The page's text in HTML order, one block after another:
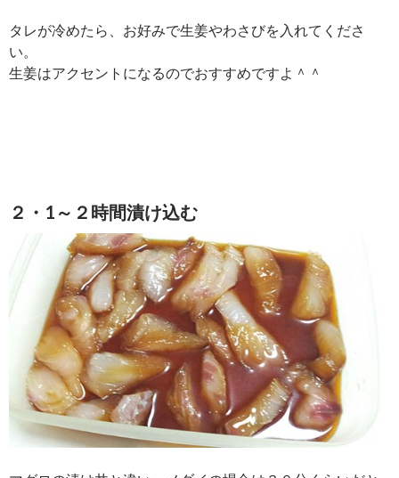
タレが冷めたら、お好みで生姜やわさびを入れてくださ
い。
生姜はアクセントになるのでおすすめですよ＾＾
２・1～２時間漬け込む